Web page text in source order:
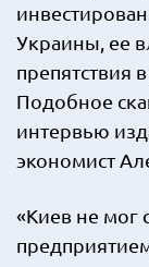
Украины, ее
препятствия
Подобное
интервью
экономист
«Киев не мог